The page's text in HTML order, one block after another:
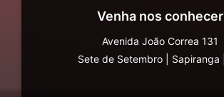
Venha nos conhecer
Avenida João Correa 131
Sete de Setembro
Sapiranga